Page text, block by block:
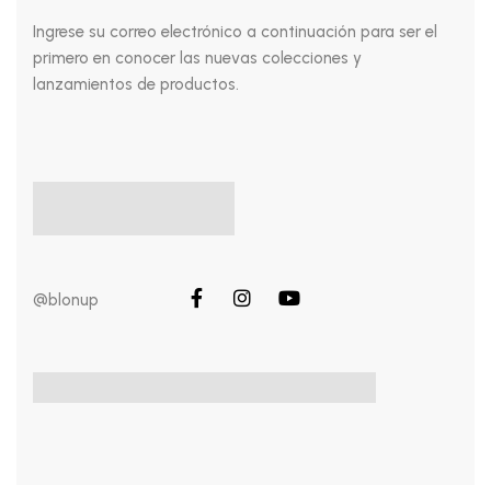
Ingrese su correo electrónico a continuación para ser el
primero en conocer las nuevas colecciones y
lanzamientos de productos.
@blonup